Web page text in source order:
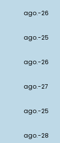
ago.-26
ago.-25
ago.-26
ago.-27
ago.-25
ago.-28